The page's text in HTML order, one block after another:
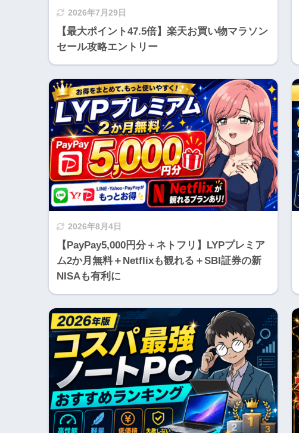
2026年7月29日
【最大ポイント47.5倍】楽天お買い物マラソン
セール攻略エントリー
2026年8月4日
【PayPay5,000円分＋ネトフリ】LYPプレミア
ム2か月無料＋Netflixも観れる＋SBI証券の新
NISAも有利に